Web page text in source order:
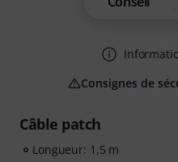
Câble patch
Longueur: 1,5 m
Consignes de